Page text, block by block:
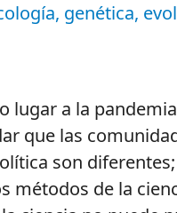
genética,
lugar a la
que las
son
métodos de la